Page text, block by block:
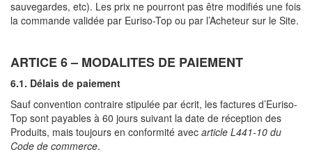
sauvegardes, etc). Les prix ne pourront pas être modifiés une fois
la commande validée par Euriso-Top ou par l’Acheteur sur le Site.
ARTICE 6 – MODALITES DE PAIEMENT
6.1. Délais de paiement
Sauf convention contraire stipulée par écrit, les factures d’Euriso-
Top sont payables à 60 jours suivant la date de réception des
Produits, mais toujours en conformité avec article L441-10 du
Code de commerce.